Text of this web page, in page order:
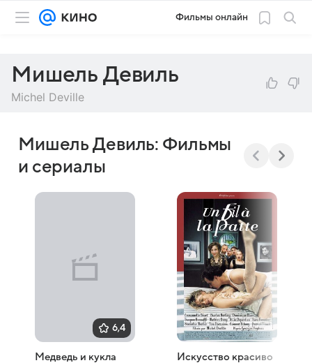
Фильмы онлайн
Мишель Девиль
Michel Deville
Мишель Девиль: Фильмы
и сериалы
6,4
Медведь и кукла
Искусство красиво